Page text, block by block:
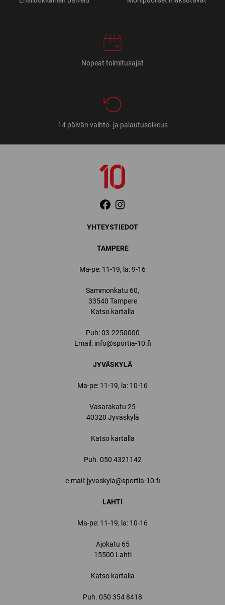
Nopeat toimitusajat
14 päivän vaihto- ja palautusoikeus
YHTEYSTIEDOT
TAMPERE
Ma-pe: 11-19, la: 9-16
Sammonkatu 60,
33540 Tampere
Katso kartalla
Puh:03-2250000
Email: info@sportia-10.fi
JYVÄSKYLÄ
Ma-pe: 11-19, la: 10-16
Vasarakatu 25
40320 Jyväskylä
Katso kartalla
Puh. 050 4321142
e-mail: jyvaskyla@sportia-10.fi
LAHTI
Ma-pe: 11-19, la: 10-16
Ajokatu 65
15500 Lahti
Katso kartalla
Puh. 050 354 8418